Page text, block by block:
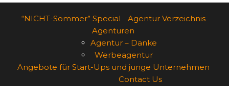
“NICHT-Sommer” Special
Agentur Verzeichnis
Agenturen
Agentur – Danke
Werbeagentur
Angebote für Start-Ups und junge Unternehmen
Contact Us